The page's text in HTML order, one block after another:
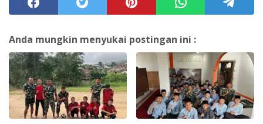
Anda mungkin menyukai postingan ini :